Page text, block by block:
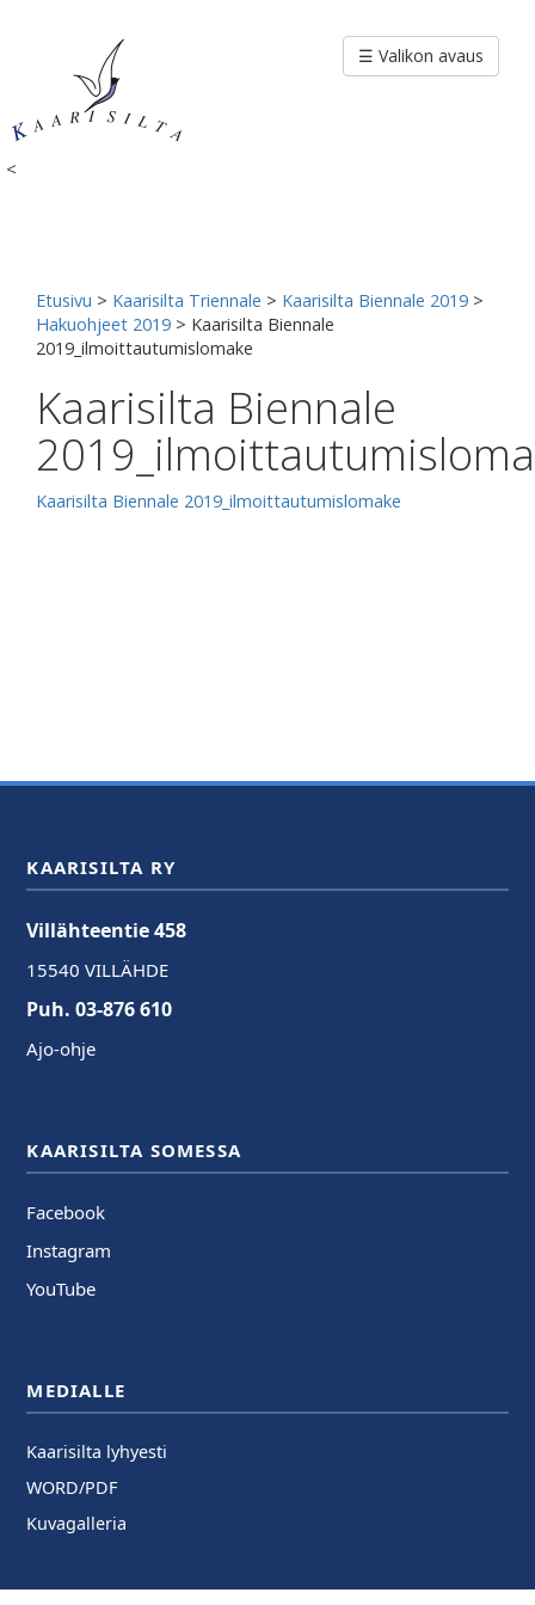
<
☰ Valikon avaus
Etusivu > Kaarisilta Triennale > Kaarisilta Biennale 2019 >
Hakuohjeet 2019 > Kaarisilta Biennale
2019_ilmoittautumislomake
Kaarisilta Biennale
Kaarisilta Biennale 2019_ilmoittautumislomake
KAARISILTA RY
Villähteentie 458
15540 VILLÄHDE
Puh. 03-876 610
Ajo-ohje
KAARISILTA SOMESSA
Facebook
Instagram
YouTube
MEDIALLE
Kaarisilta lyhyesti
WORD/PDF
Kuvagalleria